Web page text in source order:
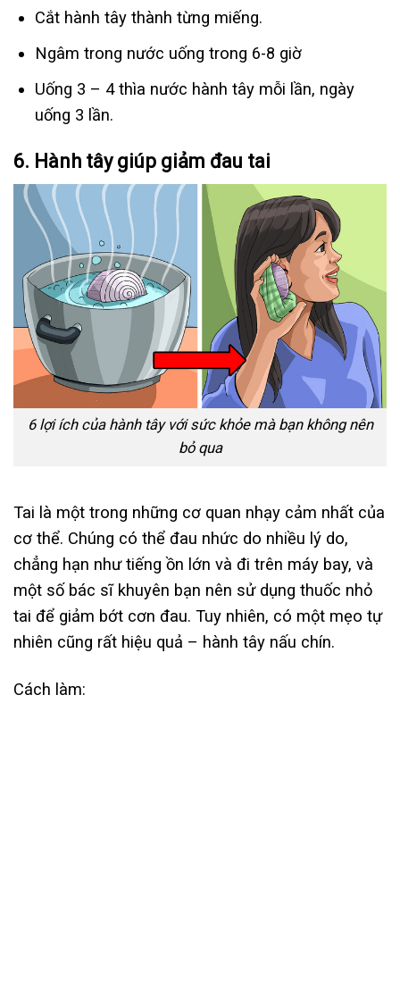
Cắt hành tây thành từng miếng.
Ngâm trong nước uống trong 6-8 giờ
Uống 3 – 4 thìa nước hành tây mỗi lần, ngày
uống 3 lần.
6. Hành tây giúp giảm đau tai
6 lợi ích của hành tây với sức khỏe mà bạn không nên
bỏ qua
Tai là một trong những cơ quan nhạy cảm nhất của
cơ thể. Chúng có thể đau nhức do nhiều lý do,
chẳng hạn như tiếng ồn lớn và đi trên máy bay, và
một số bác sĩ khuyên bạn nên sử dụng thuốc nhỏ
tai để giảm bớt cơn đau. Tuy nhiên, có một mẹo tự
nhiên cũng rất hiệu quả – hành tây nấu chín.
Cách làm: